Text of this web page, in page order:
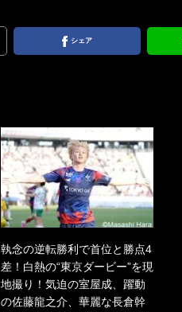
シェア
執念の逆転勝利で首位と勝点4
差！白熱の“東京ダービー”を現
地撮り！気迫の室屋成、躍動
の佐藤龍之介、華麗な長倉幹